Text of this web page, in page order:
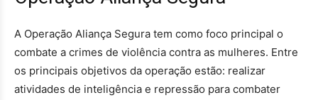
A Operação Aliança Segura tem como foco principal o
combate a crimes de violência contra as mulheres. Entre
os principais objetivos da operação estão: realizar
atividades de inteligência e repressão para combater